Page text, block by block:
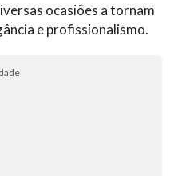
ocasiões a tornam
e profissionalismo.